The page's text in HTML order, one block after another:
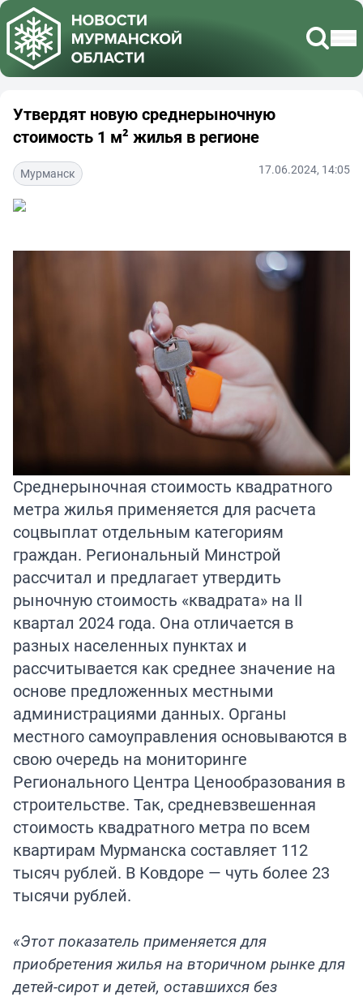
Утвердят новую среднерыночную
стоимость 1 м² жилья в регионе
Мурманск 17.06.2024, 14:05
Среднерыночная стоимость квадратного
метра жилья применяется для расчета
соцвыплат отдельным категориям
граждан. Региональный Минстрой
рассчитал и предлагает утвердить
рыночную стоимость «квадрата» на II
квартал 2024 года. Она отличается в
разных населенных пунктах и
рассчитывается как среднее значение на
основе предложенных местными
администрациями данных. Органы
местного самоуправления основываются в
свою очередь на мониторинге
Регионального Центра Ценообразования в
строительстве. Так, средневзвешенная
стоимость квадратного метра по всем
квартирам Мурманска составляет 112
тысяч рублей. В Ковдоре — чуть более 23
тысячи рублей.
«Этот показатель применяется для
приобретения жилья на вторичном рынке для
детей-сирот и детей, оставшихся без